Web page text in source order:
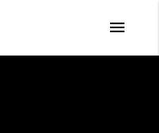
menu